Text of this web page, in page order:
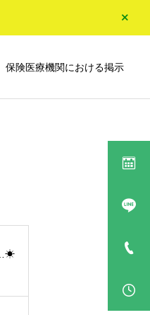
保険医療機関における掲示
☕えらく高いコーヒー☕